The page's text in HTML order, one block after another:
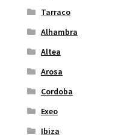
Tarraco
Alhambra
Altea
Arosa
Cordoba
Exeo
Ibiza